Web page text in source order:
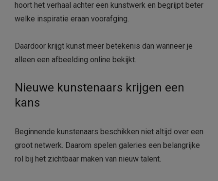
hoort het verhaal achter een kunstwerk en begrijpt beter
welke inspiratie eraan voorafging.
Daardoor krijgt kunst meer betekenis dan wanneer je
alleen een afbeelding online bekijkt.
Nieuwe kunstenaars krijgen een
kans
Beginnende kunstenaars beschikken niet altijd over een
groot netwerk. Daarom spelen galeries een belangrijke
rol bij het zichtbaar maken van nieuw talent.